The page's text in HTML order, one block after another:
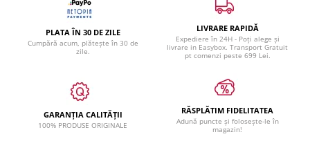
PLATA ÎN 30 DE ZILE
Cumpără acum, plătește în 30 de
zile.
LIVRARE RAPIDĂ
Expediere în 24H - Poți alege și
livrare in Easybox. Transport Gratuit
pt comenzi peste 699 Lei.
GARANȚIA CALITĂȚII
100% PRODUSE ORIGINALE
RĂSPLĂTIM FIDELITATEA
Adună puncte și folosește-le în
magazin!